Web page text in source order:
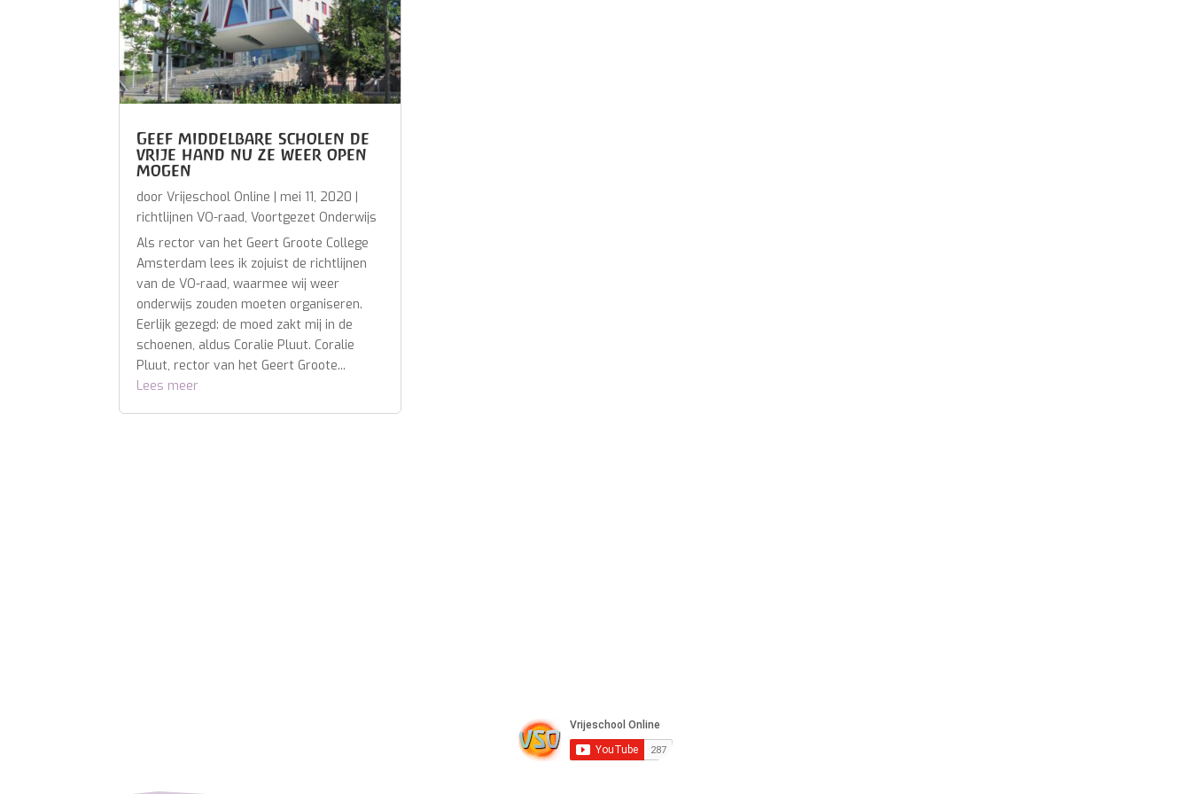
Geef middelbare scholen de
vrije hand nu ze weer open
mogen
doorVrijeschool Online | mei 11, 2020 |
richtlijnen VO-raad,Voortgezet Onderwijs
Als rector van het Geert Groote College
Amsterdam lees ik zojuist de richtlijnen
van de VO-raad, waarmee wij weer
onderwijs zouden moeten organiseren.
Eerlijk gezegd: de moed zakt mij in de
schoenen, aldus Coralie Pluut. Coralie
Pluut, rector van het Geert Groote...
Lees meer